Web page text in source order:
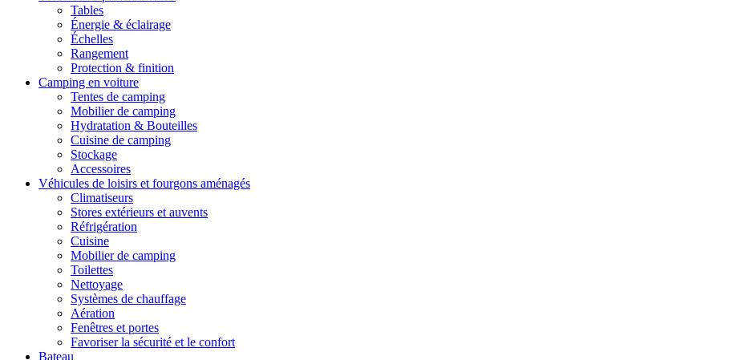
Tables
Énergie & éclairage
Échelles
Rangement
Protection & finition
Camping en voiture
Tentes de camping
Mobilier de camping
Hydratation & Bouteilles
Cuisine de camping
Stockage
Accessoires
Véhicules de loisirs et fourgons aménagés
Climatiseurs
Stores extérieurs et auvents
Réfrigération
Cuisine
Mobilier de camping
Toilettes
Nettoyage
Systèmes de chauffage
Aération
Fenêtres et portes
Favoriser la sécurité et le confort
Bateau